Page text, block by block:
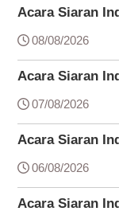
Acara Siaran
08/08/2026
Acara Siaran
07/08/2026
Acara Siaran
06/08/2026
Acara Siaran